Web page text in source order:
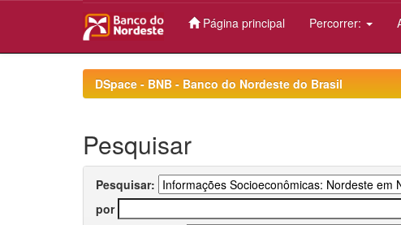
Página principal Percorrer:
DSpace - BNB - Banco do Nordeste do Brasil
Pesquisar
Pesquisar:
por